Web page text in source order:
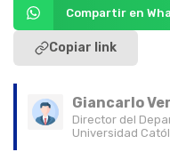
Compartir en
Copiar link
Giancarlo
Director del
Universidad